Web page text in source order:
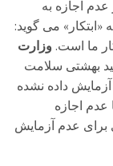
عدم اجازه به
«ابتکار» می گوید:
ما است. وزارت
بهشتی سلامت
داده نشده
اجازه
عدم آزمایش